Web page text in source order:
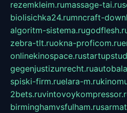
rezemkleim.rumassage-tai.ru
biolisichka24.rumncraft-
algoritm-sistema.ru
zebra-tlt.ruokna-proficom.ru
onlinekinospace.ru
gegenjustizunrecht.ru
spiski-firm.ruelara-m.ru
2bets.ru
birminghamvsfulham.ru